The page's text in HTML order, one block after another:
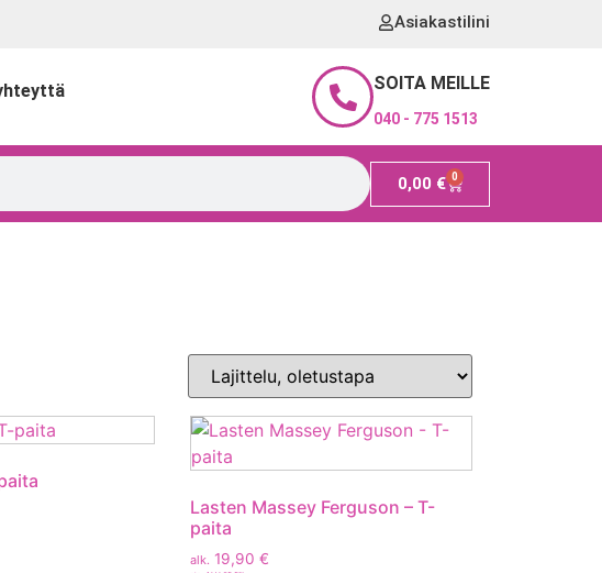
Asiakastilini
SOITA MEILLE
040 - 775 1513
0,00 € 0
Lasten Massey Ferguson – T-
paita
alk. 19,90 €